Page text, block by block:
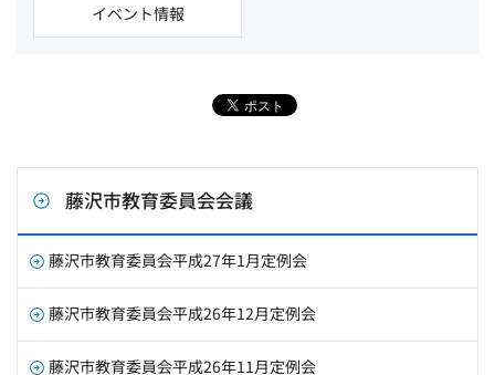
イベント情報
藤沢市教育委員会会議
藤沢市教育委員会平成27年1月定例会
藤沢市教育委員会平成26年12月定例会
藤沢市教育委員会平成26年11月定例会